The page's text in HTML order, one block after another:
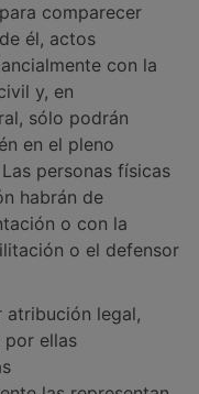
comparecer
él, actos
con la
y, en
sólo podrán
en el pleno
personas físicas
habrán de
o con la
o el defensor
atribución legal,
por ellas